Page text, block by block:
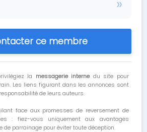
ce membre
la messagerie internedu site pour
Les liens figurant dans les annonces sont
de leurs auteurs.
face aux promesses de reversement de
: fiez-vous uniquement aux avantages
de parrainage pour éviter toute déception.